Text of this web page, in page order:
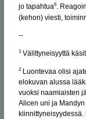
jo tapahtua6.
(kehon) viesti,
--
1Välittyneisyyttä
2Luontevaa olisi
elokuvan alussa
vuoksi naamiaisten
Alicen uni ja